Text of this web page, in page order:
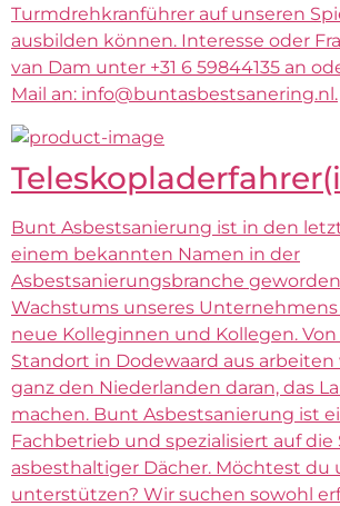
Turmdrehkranführer auf unseren
ausbilden können. Interesse oder
van Dam unter +31 6 59844135 an
Mail an: info@buntasbestsanering.nl.
Bunt Asbestsanierung ist in den
einem bekannten Namen in der
Asbestsanierungsbranche
Wachstums unseres
neue Kolleginnen und Kollegen.
Standort in Dodewaard aus
ganz den Niederlanden daran, das
machen. Bunt Asbestsanierung ist
Fachbetrieb und spezialisiert auf die
asbesthaltiger Dächer. Möchtest du
unterstützen? Wir suchen sowohl